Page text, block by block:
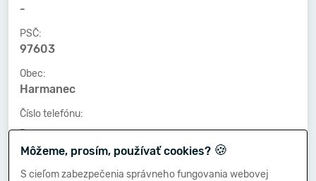
-
PSČ:
97603
Obec:
Harmanec
Číslo telefónu:
-
Číslo faxu:
-
Môžeme, prosím, používať cookies? 🍪
S cieľom zabezpečenia správneho fungovania webovej